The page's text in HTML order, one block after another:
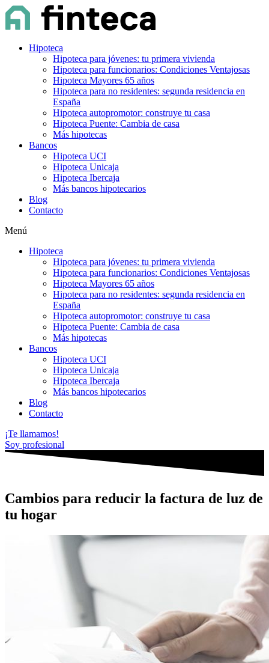
Hipoteca
Hipoteca para jóvenes: tu primera vivienda
Hipoteca para funcionarios: Condiciones Ventajosas
Hipoteca Mayores 65 años
Hipoteca para no residentes: segunda residencia en
España
Hipoteca autopromotor: construye tu casa
Hipoteca Puente: Cambia de casa
Más hipotecas
Bancos
Hipoteca UCI
Hipoteca Unicaja
Hipoteca Ibercaja
Más bancos hipotecarios
Blog
Contacto
Menú
Hipoteca
Hipoteca para jóvenes: tu primera vivienda
Hipoteca para funcionarios: Condiciones Ventajosas
Hipoteca Mayores 65 años
Hipoteca para no residentes: segunda residencia en
España
Hipoteca autopromotor: construye tu casa
Hipoteca Puente: Cambia de casa
Más hipotecas
Bancos
Hipoteca UCI
Hipoteca Unicaja
Hipoteca Ibercaja
Más bancos hipotecarios
Blog
Contacto
¡Te llamamos!
Soy profesional
Cambios para reducir la factura de luz de
tu hogar